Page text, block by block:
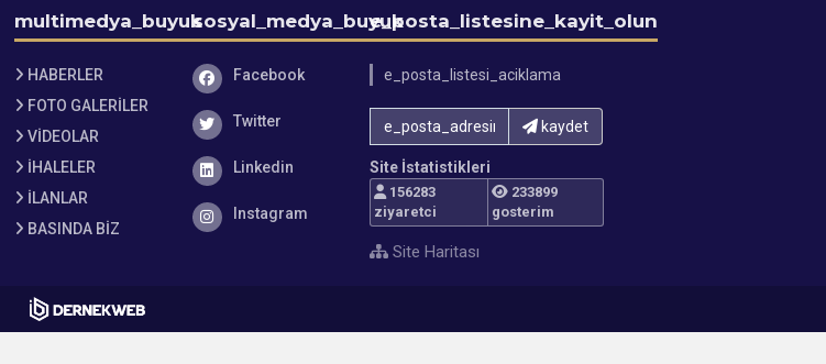
multimedya_buyuk
HABERLER
FOTO GALERİLER
VİDEOLAR
İHALELER
İLANLAR
BASINDA BİZ
sosyal_medya_buyuk
Facebook
Facebook
Twitter
Twitter
Linkedin
Linkedin
Instagram
Instagram
e_posta_listesine_kayit_olun
e_posta_listesi_aciklama
e_posta_adresinizi_yazinkaydet
Site İstatistikleri
156283
ziyaretci
233899
gosterim
Site Haritası